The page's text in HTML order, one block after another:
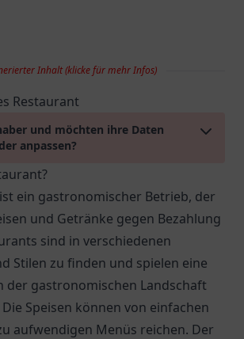
Inhalt (klicke für mehr Infos)
Restaurant
und möchten ihre Daten
anpassen?
ein gastronomischer Betrieb, der
und Getränke gegen Bezahlung
sind in verschiedenen
Stilen zu finden und spielen eine
der gastronomischen Landschaft
Speisen können von einfachen
aufwendigen Menüs reichen. Der